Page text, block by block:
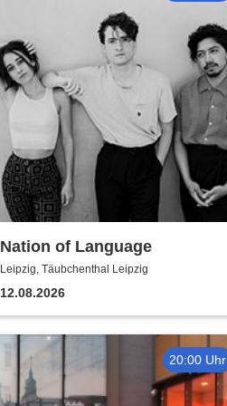
Nation of Language
Leipzig, Täubchenthal Leipzig
12.08.2026
20:00 Uhr